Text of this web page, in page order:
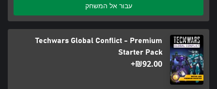
עבור אל המשחק
Techwars Global Conflict - Premium
Starter Pack
‪₪‎92.00‬+